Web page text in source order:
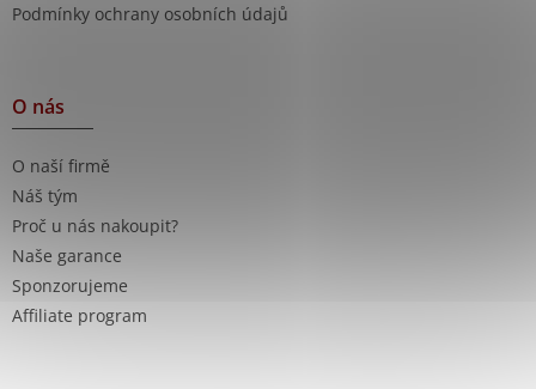
Podmínky ochrany osobních údajů
O nás
O naší firmě
Náš tým
Proč u nás nakoupit?
Naše garance
Sponzorujeme
Affiliate program